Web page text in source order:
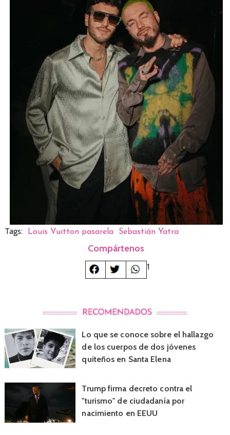
Tags: Louis Vuitton pasarela Sebastián Yatra
Compártenos
1
Lo que se conoce sobre el hallazgo
de los cuerpos de dos jóvenes
quiteños en Santa Elena
Trump firma decreto contra el
"turismo" de ciudadanía por
nacimiento en EEUU